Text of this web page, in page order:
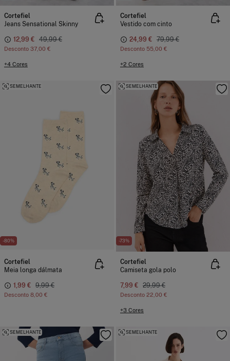
Cortefiel
Jeans Sensational Skinny
12,99 € 49,99 €
Desconto 37,00 €
+4 Cores
Cortefiel
Vestido com cinto
24,99 € 79,99 €
Desconto 55,00 €
+2 Cores
-80%
SEMELHANTE
Cortefiel
Meia longa dálmata
1,99 € 9,99 €
Desconto 8,00 €
-73%
SEMELHANTE
Cortefiel
Camiseta gola polo
7,99 € 29,99 €
Desconto 22,00 €
+3 Cores
SEMELHANTE SEMELHANTE